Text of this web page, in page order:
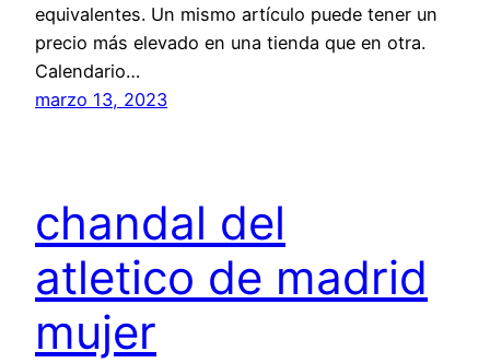
equivalentes. Un mismo artículo puede tener un
precio más elevado en una tienda que en otra.
Calendario…
marzo 13, 2023
chandal del
atletico de madrid
mujer